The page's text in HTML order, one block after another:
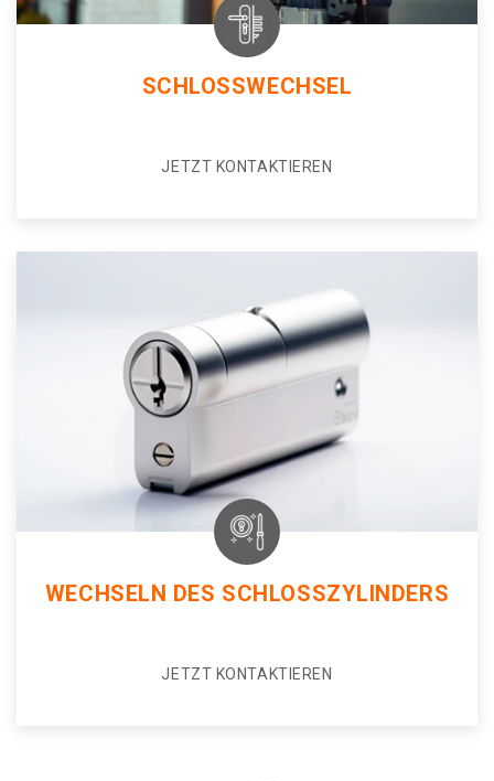
SCHLOSSWECHSEL
JETZT KONTAKTIEREN
WECHSELN DES SCHLOSSZYLINDERS
JETZT KONTAKTIEREN